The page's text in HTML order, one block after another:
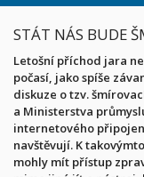
STÁT NÁS BUDE
Letošní příchod jara
počasí, jako spíše
diskuze o tzv.
a Ministerstva
internetového
navštěvují. K
mohly mít přístup